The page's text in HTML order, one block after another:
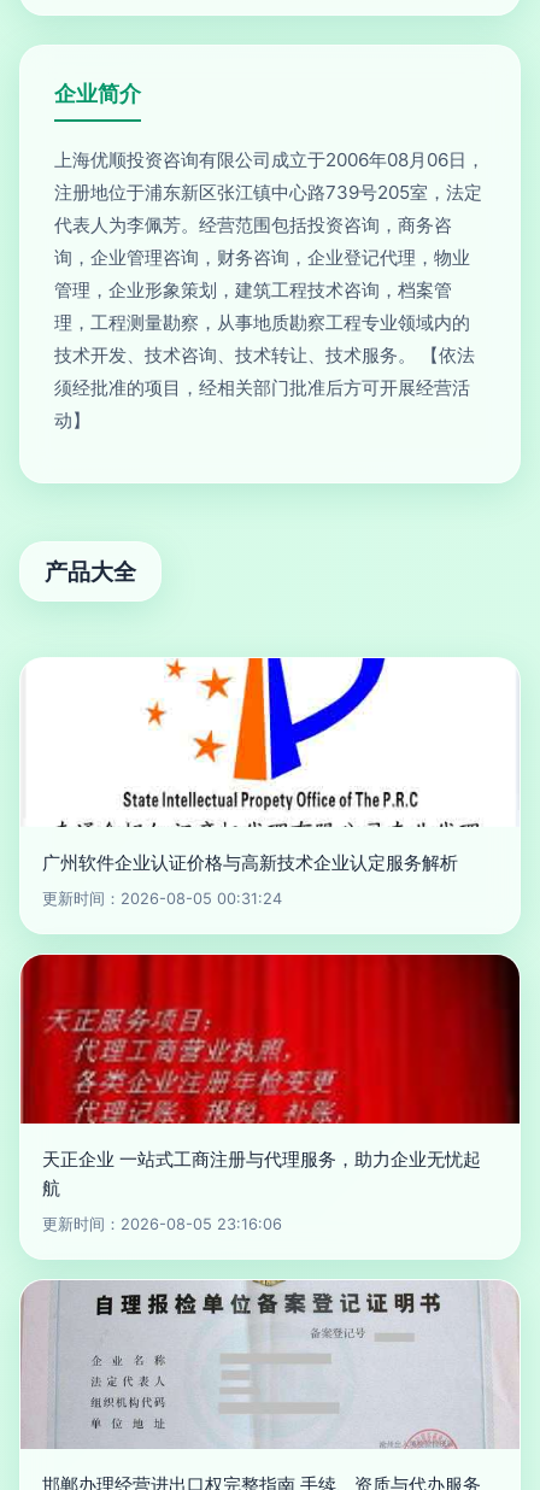
企业简介
上海优顺投资咨询有限公司成立于2006年08月06日，
注册地位于浦东新区张江镇中心路739号205室，法定
代表人为李佩芳。经营范围包括投资咨询，商务咨
询，企业管理咨询，财务咨询，企业登记代理，物业
管理，企业形象策划，建筑工程技术咨询，档案管
理，工程测量勘察，从事地质勘察工程专业领域内的
技术开发、技术咨询、技术转让、技术服务。 【依法
须经批准的项目，经相关部门批准后方可开展经营活
动】
产品大全
广州软件企业认证价格与高新技术企业认定服务解析
更新时间：2026-08-05 00:31:24
天正企业 一站式工商注册与代理服务，助力企业无忧起
航
更新时间：2026-08-05 23:16:06
邯郸办理经营进出口权完整指南 手续、资质与代办服务